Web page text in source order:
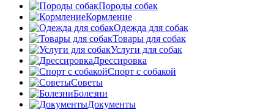
Породы собак
Кормление
Одежда для собак
Товары для собак
Услуги для собак
Дрессировка
Спорт с собакой
Советы
Болезни
Документы